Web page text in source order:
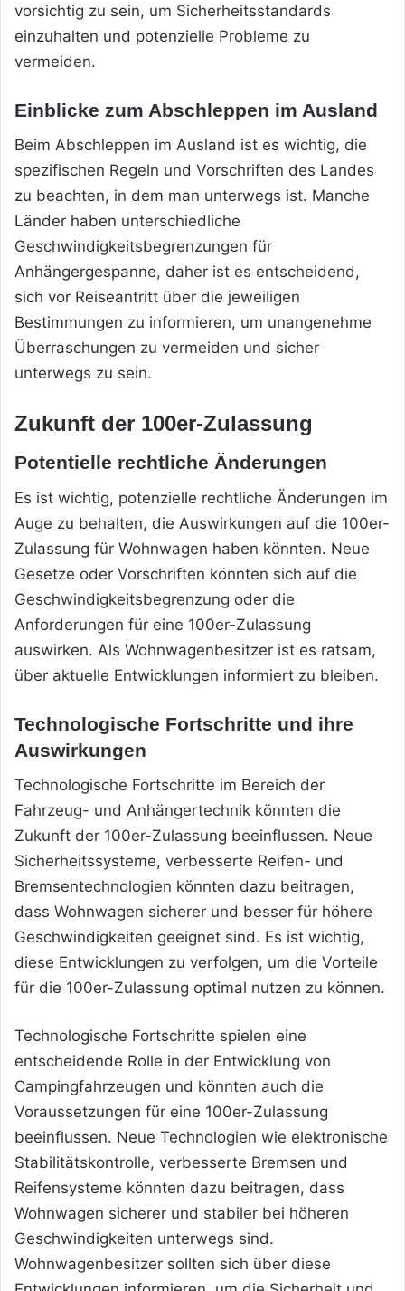
vorsichtig zu sein, um Sicherheitsstandards
einzuhalten und potenzielle Probleme zu
vermeiden.
Einblicke zum Abschleppen im Ausland
Beim Abschleppen im Ausland ist es wichtig, die
spezifischen Regeln und Vorschriften des Landes
zu beachten, in dem man unterwegs ist. Manche
Länder haben unterschiedliche
Geschwindigkeitsbegrenzungen für
Anhängergespanne, daher ist es entscheidend,
sich vor Reiseantritt über die jeweiligen
Bestimmungen zu informieren, um unangenehme
Überraschungen zu vermeiden und sicher
unterwegs zu sein.
Zukunft der 100er-Zulassung
Potentielle rechtliche Änderungen
Es ist wichtig, potenzielle rechtliche Änderungen im
Auge zu behalten, die Auswirkungen auf die 100er-
Zulassung für Wohnwagen haben könnten. Neue
Gesetze oder Vorschriften könnten sich auf die
Geschwindigkeitsbegrenzung oder die
Anforderungen für eine 100er-Zulassung
auswirken. Als Wohnwagenbesitzer ist es ratsam,
über aktuelle Entwicklungen informiert zu bleiben.
Technologische Fortschritte und ihre
Auswirkungen
Technologische Fortschritte im Bereich der
Fahrzeug- und Anhängertechnik könnten die
Zukunft der 100er-Zulassung beeinflussen. Neue
Sicherheitssysteme, verbesserte Reifen- und
Bremsentechnologien könnten dazu beitragen,
dass Wohnwagen sicherer und besser für höhere
Geschwindigkeiten geeignet sind. Es ist wichtig,
diese Entwicklungen zu verfolgen, um die Vorteile
für die 100er-Zulassung optimal nutzen zu können.
Technologische Fortschritte spielen eine
entscheidende Rolle in der Entwicklung von
Campingfahrzeugen und könnten auch die
Voraussetzungen für eine 100er-Zulassung
beeinflussen. Neue Technologien wie elektronische
Stabilitätskontrolle, verbesserte Bremsen und
Reifensysteme könnten dazu beitragen, dass
Wohnwagen sicherer und stabiler bei höheren
Geschwindigkeiten unterwegs sind.
Wohnwagenbesitzer sollten sich über diese